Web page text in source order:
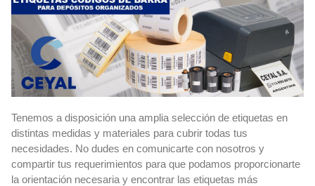
Tenemos a disposición una amplia selección de etiquetas en
distintas medidas y materiales para cubrir todas tus
necesidades. No dudes en comunicarte con nosotros y
compartir tus requerimientos para que podamos proporcionarte
la orientación necesaria y encontrar las etiquetas más